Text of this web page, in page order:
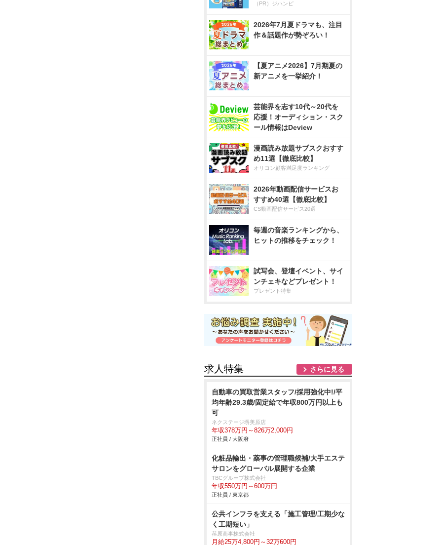
（PR）ジハンピ
2026年7月夏ドラマも、注目
作＆話題作が勢ぞろい！
【夏アニメ2026】7月期夏の
新アニメを一挙紹介！
芸能界を志す10代～20代を
応援！オーディション・スク
ール情報はDeview
漫画読み放題サブスクおすす
め11選【徹底比較】
オリコン顧客満足度ランキング
2026年動画配信サービスお
すすめ40選【徹底比較】
CS動画配信サービス20選
毎週の音楽ランキングから、
ヒットの推移をチェック！
試写会、登壇イベント、サイ
ンチェキなどプレゼント！
プレゼント特集
求人特集 さらに見る
自動車の買取営業スタッフ/採用強化中!/平
均年齢29.3歳/固定給で年収800万円以上も
可
ネクステージ堺美原店
年収378万円～826万2,000円
正社員 / 大阪府
化粧品輸出・薬事の管理職候補/大手エステ
サロンをグローバル展開する企業
TBCグループ株式会社
年収550万円～600万円
正社員 / 東京都
公共インフラを支える「施工管理/工期少な
く工期短い」
荏原商事株式会社
月給25万4,800円～32万600円